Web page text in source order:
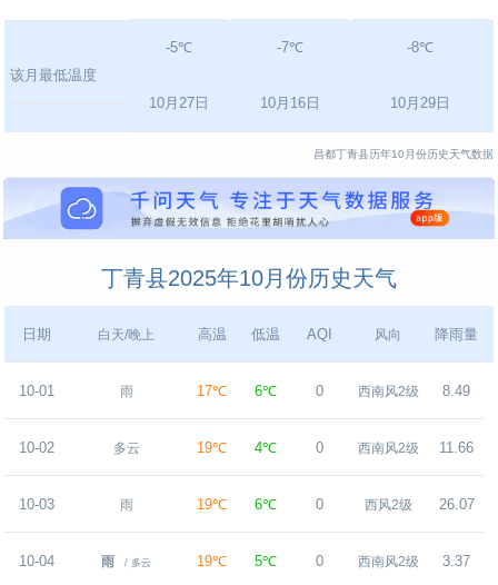
该月最低温度
-5℃
10月27日
-7℃
10月16日
-8℃
10月29日
昌都丁青县历年10月份历史天气数据
丁青县2025年10月份历史天气
日期 白天/晚上 高温 低温 AQI 风向 降雨量
10-01 雨 17℃ 6℃ 0 西南风2级 8.49
10-02 多云 19℃ 4℃ 0 西南风2级 11.66
10-03 雨 19℃ 6℃ 0 西风2级 26.07
10-04 雨 / 多云 19℃ 5℃ 0 西南风2级 3.37